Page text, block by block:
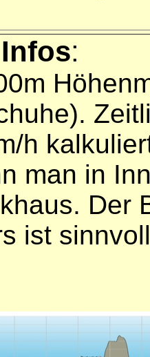
:
h
man in
Der
ist